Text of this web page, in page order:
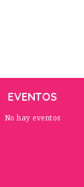
EVENTOS
No hay eventos